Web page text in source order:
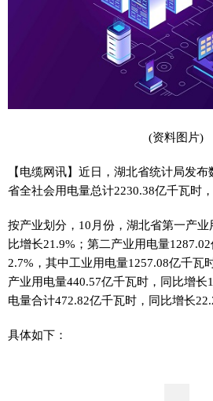
(资料图片)
【电缆网讯】近日，湖北省统计局发
省全社会用电量总计2230.38亿千瓦时，
按产业划分，10月份，湖北省第一产
比增长21.9%；第二产业用电量
2.7%，其中工业用电量1257.08亿千瓦
产业用电量440.57亿千瓦时，同比增长
电量合计472.82亿千瓦时，同比增长
具体如下：